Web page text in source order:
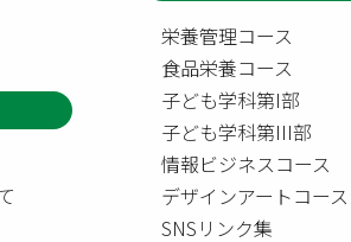
栄養管理コース
食品栄養コース
子ども学科第I部
子ども学科第III部
情報ビジネスコース
デザインアートコース
SNSリンク集